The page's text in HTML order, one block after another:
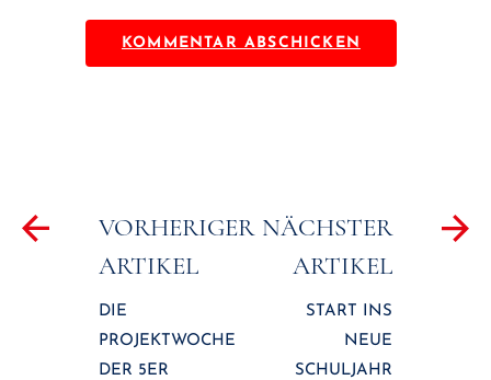
Beitragsnavigation
VORHERIGER
ARTIKEL
DIE
PROJEKTWOCHE
DER 5ER
NÄCHSTER
ARTIKEL
START INS
NEUE
SCHULJAHR